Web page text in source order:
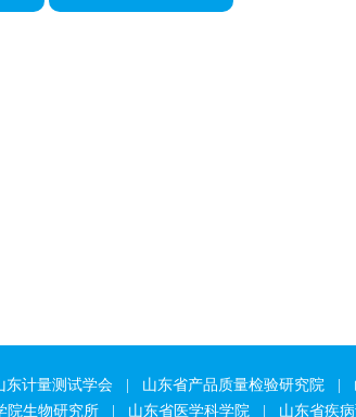
东计量测试学会 山东省产品质量检验研究院
院生物研究所 山东省医学科学院 山东省疾